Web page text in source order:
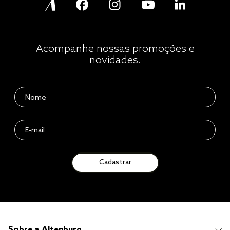
Acompanhe nossas promoções e
novidades.
Cadastrar